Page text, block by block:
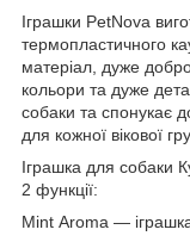
Іграшки PetNova
термопластичного
матеріал, дуже
кольори та дуже
собаки та спонукає
для кожної вікової
Іграшка для собаки
2 функції:
Mint Aroma —